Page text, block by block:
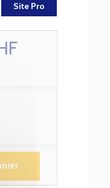
Site Pro